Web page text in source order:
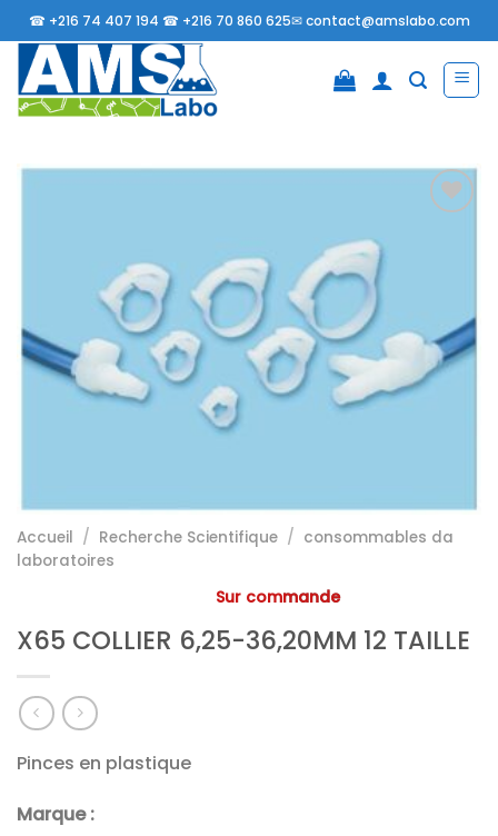
Passer
au
contenu
☎ +216 74 407 194 ☎ +216 70 860 625✉contact@amslabo.com
d’envies
Accueil / Recherche Scientifique / consommables da
laboratoires
Sur commande
X65 COLLIER 6,25-36,20MM 12 TAILLE
Pinces en plastique
Marque :